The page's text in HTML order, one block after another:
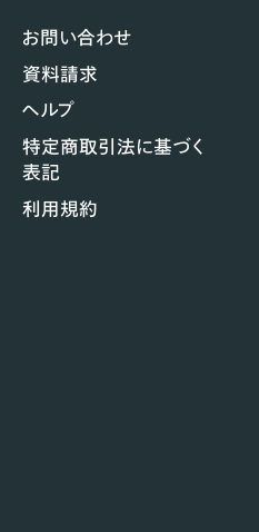
お問い合わせ
資料請求
ヘルプ
特定商取引法に基づく
表記
利用規約